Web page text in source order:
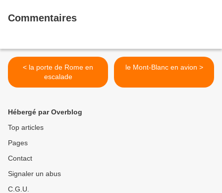
Commentaires
< la porte de Rome en
escalade
le Mont-Blanc en avion >
Hébergé par Overblog
Top articles
Pages
Contact
Signaler un abus
C.G.U.